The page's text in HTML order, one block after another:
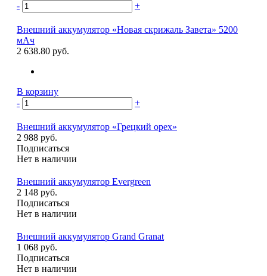
-
+
Внешний аккумулятор «Новая скрижаль Завета» 5200
мАч
2 638.80 руб.
В корзину
-
+
Внешний аккумулятор «Грецкий орех»
2 988 руб.
Подписаться
Нет в наличии
Внешний аккумулятор Evergreen
2 148 руб.
Подписаться
Нет в наличии
Внешний аккумулятор Grand Granat
1 068 руб.
Подписаться
Нет в наличии